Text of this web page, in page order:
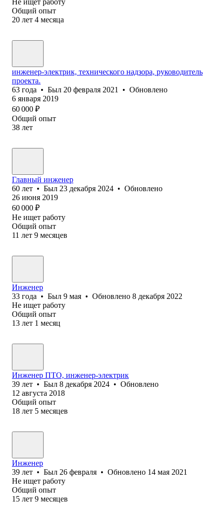
Общий опыт
20 лет 4 месяца
инженер-электрик, технического надзора, руководитель
проекта.
63 года • Был 20 февраля 2021 • Обновлено
6 января 2019
60 000 ₽
Общий опыт
38 лет
Главный инженер
60 лет • Был 23 декабря 2024 • Обновлено
26 июня 2019
60 000 ₽
Не ищет работу
Общий опыт
11 лет 9 месяцев
Инженер
33 года • Был 9 мая • Обновлено 8 декабря 2022
Не ищет работу
Общий опыт
13 лет 1 месяц
Инженер ПТО, инженер-электрик
39 лет • Был 8 декабря 2024 • Обновлено
12 августа 2018
Общий опыт
18 лет 5 месяцев
Инженер
39 лет • Был 26 февраля • Обновлено 14 мая 2021
Не ищет работу
Общий опыт
15 лет 9 месяцев